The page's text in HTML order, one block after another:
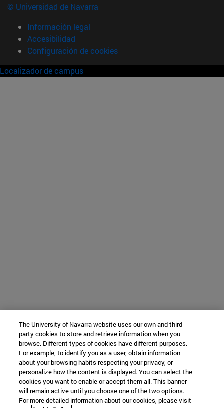
© Universidad de Navarra
Información legal
Accesibilidad
Configuración de cookies
Localizador de campus
The University of Navarra website uses our own and third-
party cookies to store and retrieve information when you
browse. Different types of cookies have different purposes.
For example, to identify you as a user, obtain information
about your browsing habits respecting your privacy, or
personalize how the content is displayed. You can select the
cookies you want to enable or accept them all. This banner
will remain active until you choose one of the two options.
For more detailed information about our cookies, please visit